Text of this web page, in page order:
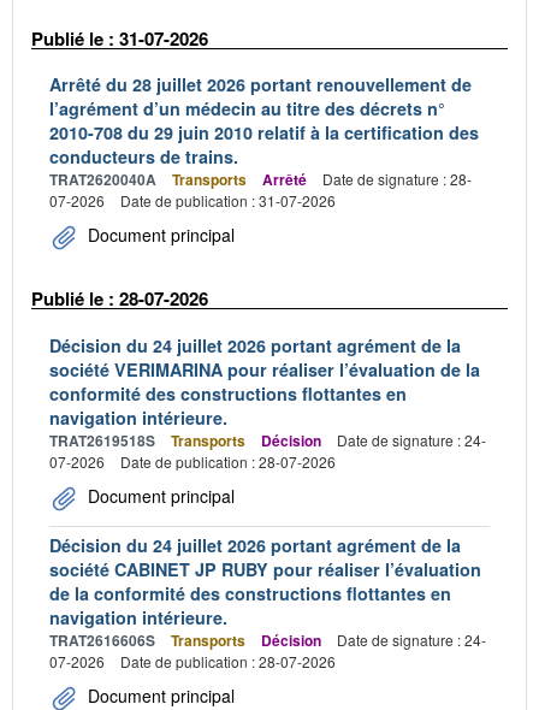
Publié le : 31-07-2026
Arrêté du 28 juillet 2026 portant renouvellement de
l’agrément d’un médecin au titre des décrets n°
2010-708 du 29 juin 2010 relatif à la certification des
conducteurs de trains.
TRAT2620040A Transports Arrêté
Date de signature : 28-
07-2026
Date de publication : 31-07-2026
Document principal
Publié le : 28-07-2026
Décision du 24 juillet 2026 portant agrément de la
société VERIMARINA pour réaliser l’évaluation de la
conformité des constructions flottantes en
navigation intérieure.
TRAT2619518S Transports Décision
Date de signature : 24-
07-2026
Date de publication : 28-07-2026
Document principal
Décision du 24 juillet 2026 portant agrément de la
société CABINET JP RUBY pour réaliser l’évaluation
de la conformité des constructions flottantes en
navigation intérieure.
TRAT2616606S Transports Décision
Date de signature : 24-
07-2026
Date de publication : 28-07-2026
Document principal